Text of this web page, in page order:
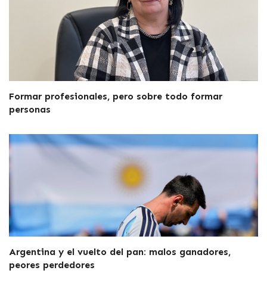
Formar profesionales, pero sobre todo formar
personas
Argentina y el vuelto del pan: malos ganadores,
peores perdedores